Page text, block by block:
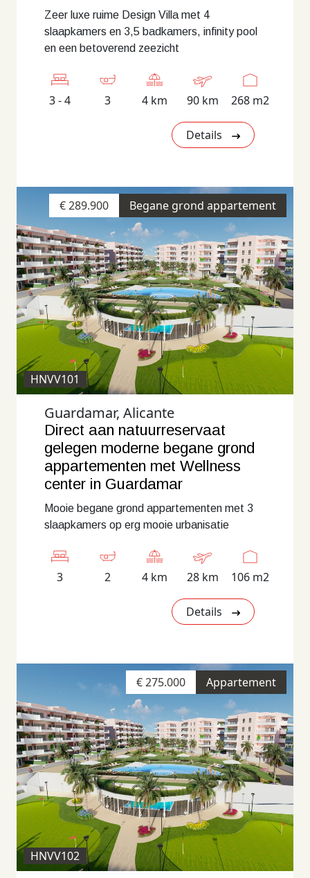
Zeer luxe ruime Design Villa met 4
slaapkamers en 3,5 badkamers, infinity pool
en een betoverend zeezicht
3 - 4 3 4 km 90 km 268 m2
Details
Begane grond appartement
€ 289.900
HNVV101
Guardamar, Alicante
Direct aan natuurreservaat
gelegen moderne begane grond
appartementen met Wellness
center in Guardamar
Mooie begane grond appartementen met 3
slaapkamers op erg mooie urbanisatie
3 2 4 km 28 km 106 m2
Details
Appartement
€ 275.000
HNVV102